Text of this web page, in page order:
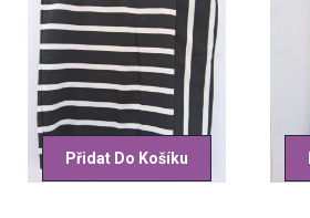
Přidat Do Košíku